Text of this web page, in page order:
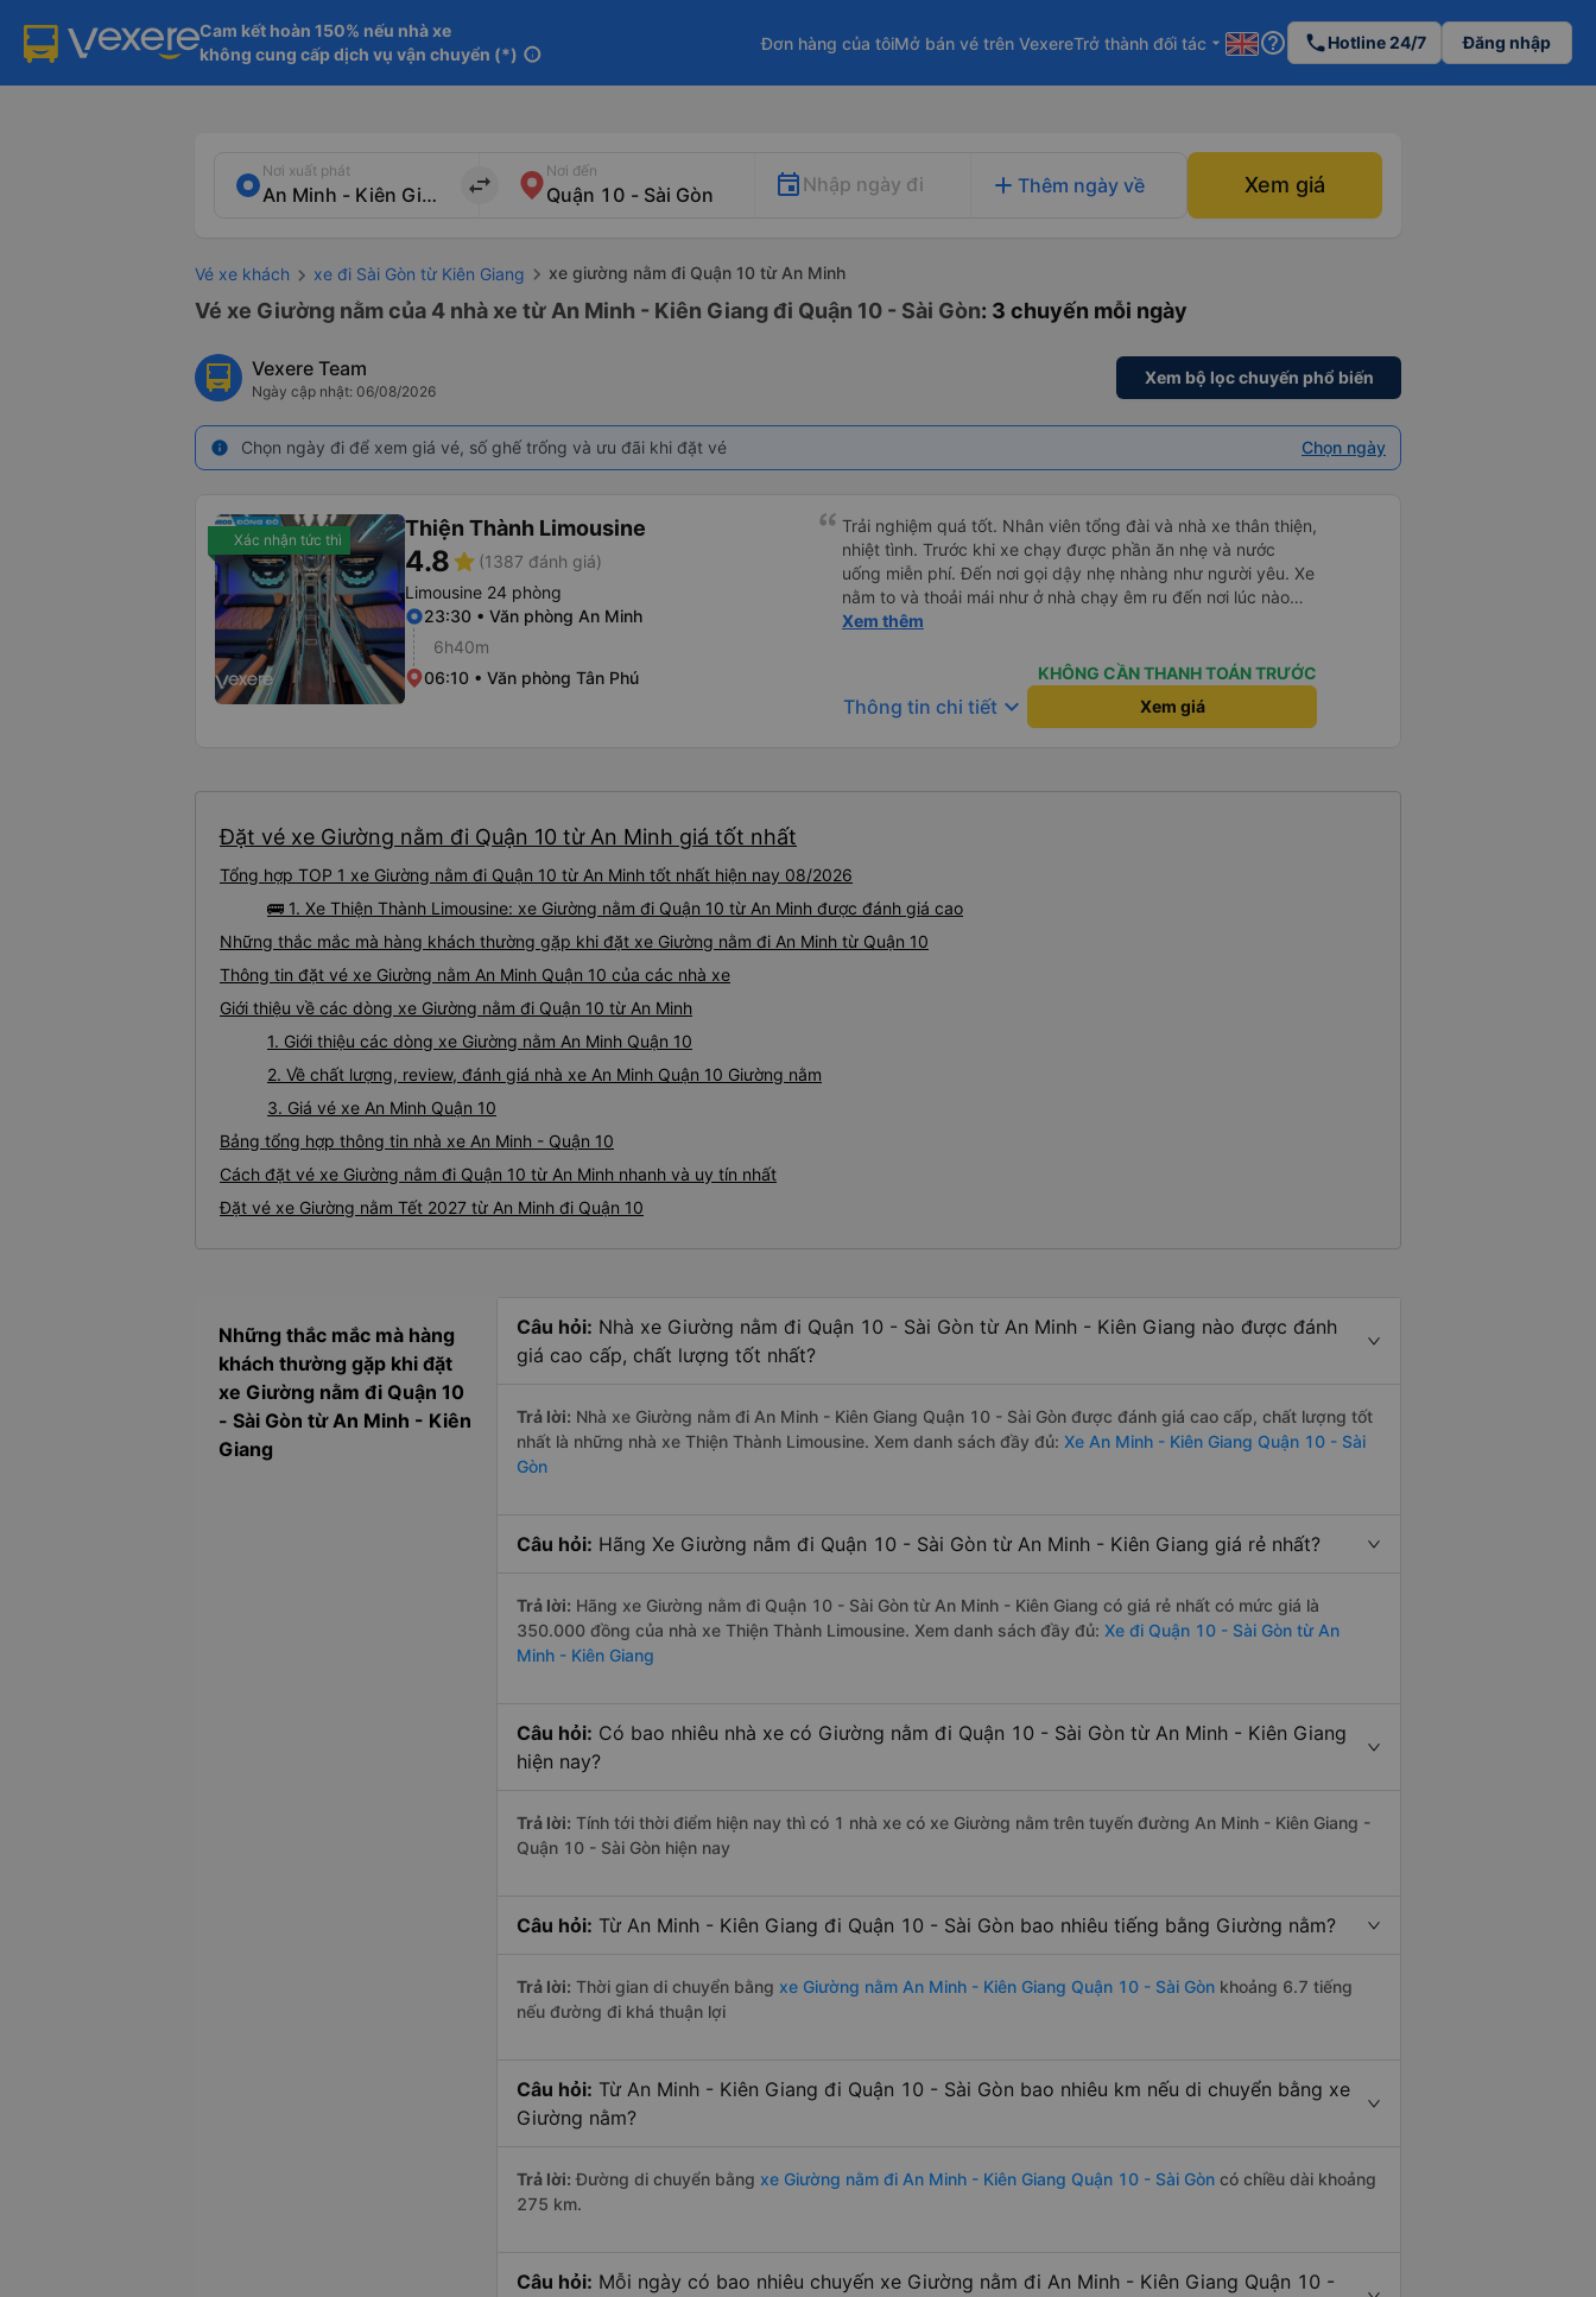
Cam kết hoàn 150% nếu nhà xe
không cung cấp dịch vụ vận chuyển (*) info
Đơn hàng của tôiMở bán vé trên VexereTrở thành đối tác arrow_drop_down help_outline phoneHotline 24/7 Đăng nhập
Nơi xuất phát
import_export
Nơi đến
Nhập ngày đi add Thêm ngày về Xem giá
Vé xe khách xe đi Sài Gòn từ Kiên Giang xe giường nằm đi Quận 10 từ An Minh
Vé xe Giường nằm của 4 nhà xe từ An Minh - Kiên Giang đi Quận 10 - Sài Gòn: 3 chuyến mỗi ngày
Vexere Team
Ngày cập nhật: 06/08/2026
Xem bộ lọc chuyến phổ biến
info Chọn ngày đi để xem giá vé, số ghế trống và ưu đãi khi đặt vé Chọn ngày
Xác nhận tức thì Thiện Thành Limousine
4.8star (1387 đánh giá)
Limousine 24 phòng
23:30 • Văn phòng An Minh
6h40m
06:10 • Văn phòng Tân Phú
Trải nghiệm quá tốt. Nhân viên tổng đài và nhà xe thân thiện,
nhiệt tình. Trước khi xe chạy được phần ăn nhẹ và nước
uống miễn phí. Đến nơi gọi dậy nhẹ nhàng như người yêu. Xe
nằm to và thoải mái như ở nhà chạy êm ru đến nơi lúc nào
không hay luôn. I had very good experience with this bus
the bus, we were offered light meals and drinks. When the
bus has arrived, the staff woke us up as they were waking
up up their lovers. If you are foreigners and planning to take
Xem thêm
KHÔNG CẦN THANH TOÁN TRƯỚC
Thông tin chi tiết keyboard_arrow_down Xem giá
Đặt vé xe Giường nằm đi Quận 10 từ An Minh giá tốt nhất
Tổng hợp TOP 1 xe Giường nằm đi Quận 10 từ An Minh tốt nhất hiện nay 08/2026
🚌 1. Xe Thiện Thành Limousine: xe Giường nằm đi Quận 10 từ An Minh được đánh giá cao
Những thắc mắc mà hàng khách thường gặp khi đặt xe Giường nằm đi An Minh từ Quận 10
Thông tin đặt vé xe Giường nằm An Minh Quận 10 của các nhà xe
Giới thiệu về các dòng xe Giường nằm đi Quận 10 từ An Minh
1. Giới thiệu các dòng xe Giường nằm An Minh Quận 10
2. Về chất lượng, review, đánh giá nhà xe An Minh Quận 10 Giường nằm
3. Giá vé xe An Minh Quận 10
Bảng tổng hợp thông tin nhà xe An Minh - Quận 10
Cách đặt vé xe Giường nằm đi Quận 10 từ An Minh nhanh và uy tín nhất
Đặt vé xe Giường nằm Tết 2027 từ An Minh đi Quận 10
Những thắc mắc mà hàng
khách thường gặp khi đặt
xe Giường nằm đi Quận 10
- Sài Gòn từ An Minh - Kiên
Giang
Câu hỏi: Nhà xe Giường nằm đi Quận 10 - Sài Gòn từ An Minh - Kiên Giang nào được đánh
giá cao cấp, chất lượng tốt nhất?
Trả lời: Nhà xe Giường nằm đi An Minh - Kiên Giang Quận 10 - Sài Gòn được đánh giá cao cấp, chất lượng tốt
nhất là những nhà xe Thiện Thành Limousine. Xem danh sách đầy đủ: Xe An Minh - Kiên Giang Quận 10 - Sài
Gòn
Câu hỏi: Hãng Xe Giường nằm đi Quận 10 - Sài Gòn từ An Minh - Kiên Giang giá rẻ nhất?
Trả lời: Hãng xe Giường nằm đi Quận 10 - Sài Gòn từ An Minh - Kiên Giang có giá rẻ nhất có mức giá là
350.000 đồng của nhà xe Thiện Thành Limousine. Xem danh sách đầy đủ: Xe đi Quận 10 - Sài Gòn từ An
Minh - Kiên Giang
Câu hỏi: Có bao nhiêu nhà xe có Giường nằm đi Quận 10 - Sài Gòn từ An Minh - Kiên Giang
hiện nay?
Trả lời: Tính tới thời điểm hiện nay thì có 1 nhà xe có xe Giường nằm trên tuyến đường An Minh - Kiên Giang -
Quận 10 - Sài Gòn hiện nay
Câu hỏi: Từ An Minh - Kiên Giang đi Quận 10 - Sài Gòn bao nhiêu tiếng bằng Giường nằm?
Trả lời: Thời gian di chuyển bằng xe Giường nằm An Minh - Kiên Giang Quận 10 - Sài Gòn khoảng 6.7 tiếng
nếu đường đi khá thuận lợi
Câu hỏi: Từ An Minh - Kiên Giang đi Quận 10 - Sài Gòn bao nhiêu km nếu di chuyển bằng xe
Giường nằm?
Trả lời: Đường di chuyển bằng xe Giường nằm đi An Minh - Kiên Giang Quận 10 - Sài Gòn có chiều dài khoảng
275 km.
Câu hỏi: Mỗi ngày có bao nhiêu chuyến xe Giường nằm đi An Minh - Kiên Giang Quận 10 -